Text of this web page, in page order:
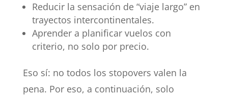
Reducir la sensación de “viaje largo” en
trayectos intercontinentales.
Aprender a planificar vuelos con
criterio, no solo por precio.
Eso sí: no todos los stopovers valen la
pena. Por eso, a continuación, solo